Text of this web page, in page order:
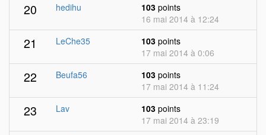
20 hedihu 103 points
16 mai 2014 à 12:24
21 LeChe35 103 points
17 mai 2014 à 0:06
22 Beufa56 103 points
17 mai 2014 à 11:24
23 Lav 103 points
17 mai 2014 à 23:19